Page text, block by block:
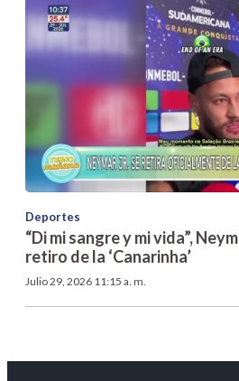
Deportes
“Di mi sangre y mi vida”,
retiro de la ‘Canarinha’
Julio 29, 2026 11:15 a. m.